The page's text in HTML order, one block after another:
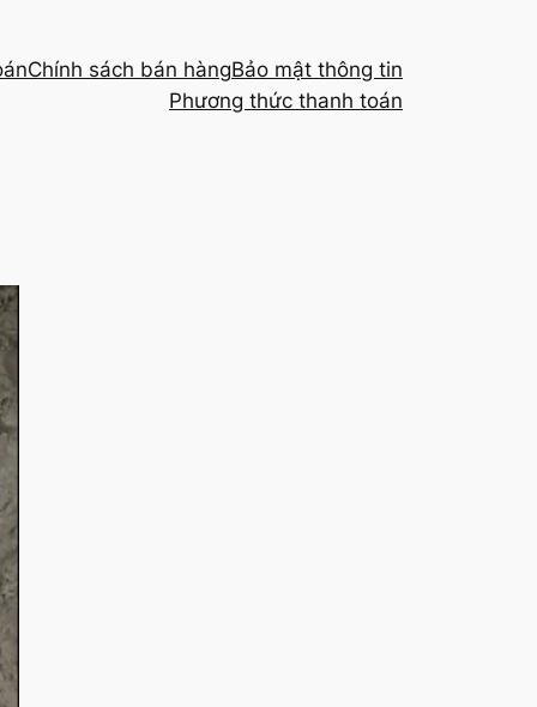
Chính sách bán hàngBảo mật thông tin
Phương thức thanh toán